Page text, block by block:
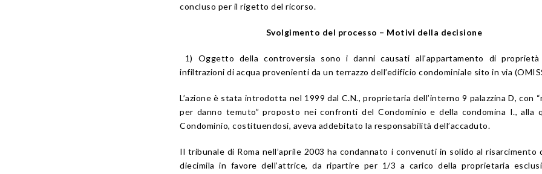
concluso per il rigetto del ricorso.
Svolgimento del processo – Motivi della decisione
1) Oggetto della controversia sono i danni causati all’appartamento di
infiltrazioni di acqua provenienti da un terrazzo dell’edificio condominiale sito in via
L’azione è stata introdotta nel 1999 dal C.N., proprietaria dell’interno 9 palazzina D, con
per danno temuto” proposto nei confronti del Condominio e della condomina I., alla
Condominio, costituendosi, aveva addebitato la responsabilità dell’accaduto.
Il tribunale di Roma nell’aprile 2003 ha condannato i convenuti in solido al risarcimento
diecimila in favore dell’attrice, da ripartire per 1/3 a carico della proprietaria